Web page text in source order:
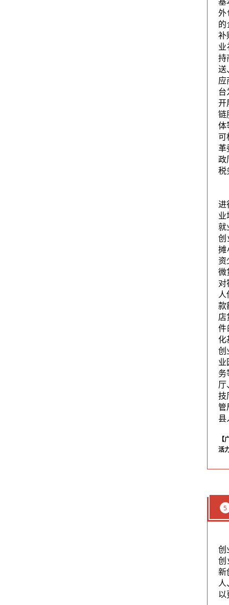
外
补
持
送
开
链
体
可
革
政
税
进
就
创
摊
微
款
件
化
创
技
县
活
5
创
创
新
人
以